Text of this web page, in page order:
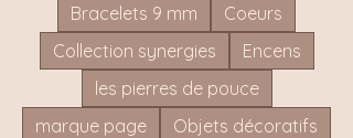
Bracelets 9 mm
Coeurs
Collection synergies
Encens
les pierres de pouce
marque page
Objets décoratifs